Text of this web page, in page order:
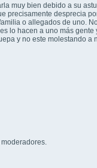
muy bien debido a su
precisamente desprecia
o allegados de uno.
lo hacen a uno más
y no este molestando a